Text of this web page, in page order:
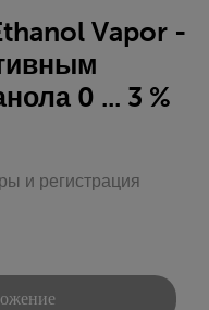
Vapor -
0 ... 3 %
и регистрация